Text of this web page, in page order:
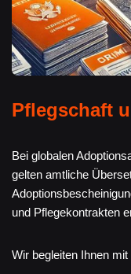
Pflegschaft
Bei globalen
gelten amtliche
und Pflegekontrakten
Wir begleiten Ihnen